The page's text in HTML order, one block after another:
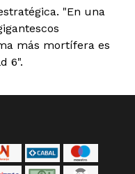
"En una
más mortífera es
6".